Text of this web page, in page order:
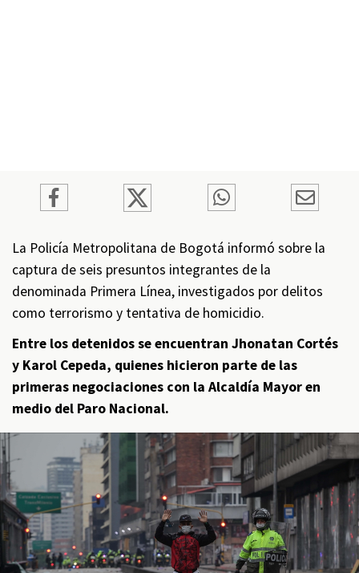
La Policía Metropolitana de Bogotá informó sobre la
captura de seis presuntos integrantes de la
denominada Primera Línea, investigados por delitos
como terrorismo y tentativa de homicidio.
Entre los detenidos se encuentran Jhonatan Cortés
y Karol Cepeda, quienes hicieron parte de las
primeras negociaciones con la Alcaldía Mayor en
medio del Paro Nacional.